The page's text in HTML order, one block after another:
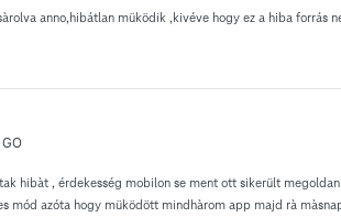
anno,hibátlan müködik ,kivéve hogy ez a hiba forrás
hibàt , érdekesség mobilon se ment ott sikerült
mód azóta hogy müködött mindhàrom app majd rà